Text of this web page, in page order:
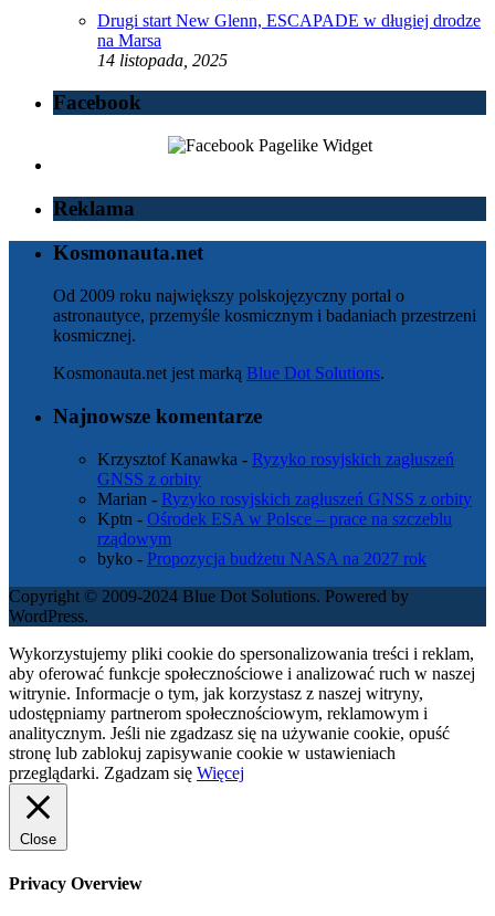
Drugi start New Glenn, ESCAPADE w długiej drodze
na Marsa
14 listopada, 2025
Facebook
Reklama
Kosmonauta.net
Od 2009 roku największy polskojęzyczny portal o
astronautyce, przemyśle kosmicznym i badaniach przestrzeni
kosmicznej.
Kosmonauta.net jest marką Blue Dot Solutions.
Najnowsze komentarze
Krzysztof Kanawka - Ryzyko rosyjskich zagłuszeń
GNSS z orbity
Marian - Ryzyko rosyjskich zagłuszeń GNSS z orbity
Kptn - Ośrodek ESA w Polsce – prace na szczeblu
rządowym
byko - Propozycja budżetu NASA na 2027 rok
Copyright © 2009-2024 Blue Dot Solutions. Powered by
WordPress.
Wykorzystujemy pliki cookie do spersonalizowania treści i reklam,
aby oferować funkcje społecznościowe i analizować ruch w naszej
witrynie. Informacje o tym, jak korzystasz z naszej witryny,
udostępniamy partnerom społecznościowym, reklamowym i
analitycznym. Jeśli nie zgadzasz się na używanie cookie, opuść
stronę lub zablokuj zapisywanie cookie w ustawieniach
przeglądarki. Zgadzam się Więcej
Close
Privacy Overview